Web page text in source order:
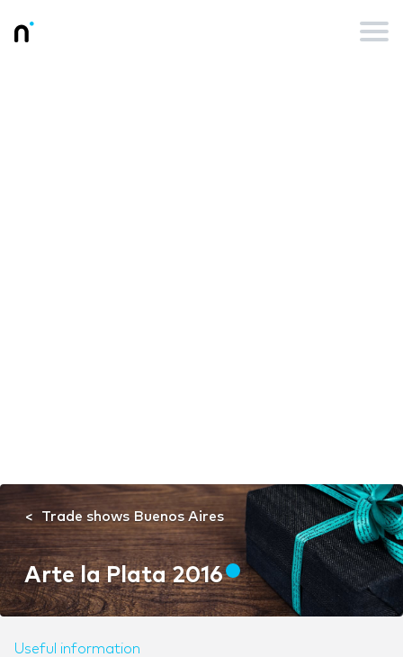
Trade shows Buenos Aires
Arte la Plata 2016
Useful information